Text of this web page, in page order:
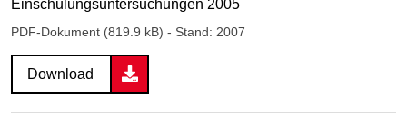
Einschulungsuntersuchungen 2005
PDF-Dokument (819.9 kB) - Stand: 2007
Download